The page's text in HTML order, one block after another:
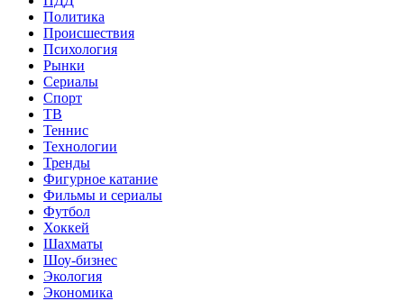
Политика
Происшествия
Психология
Рынки
Сериалы
Спорт
ТВ
Теннис
Технологии
Тренды
Фигурное катание
Фильмы и сериалы
Футбол
Хоккей
Шахматы
Шоу-бизнес
Экология
Экономика